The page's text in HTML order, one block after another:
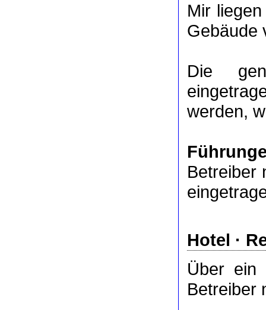
Mir
Gebäude
Die
werden,
Betreiber
Hotel ·
Über ein
Betreiber